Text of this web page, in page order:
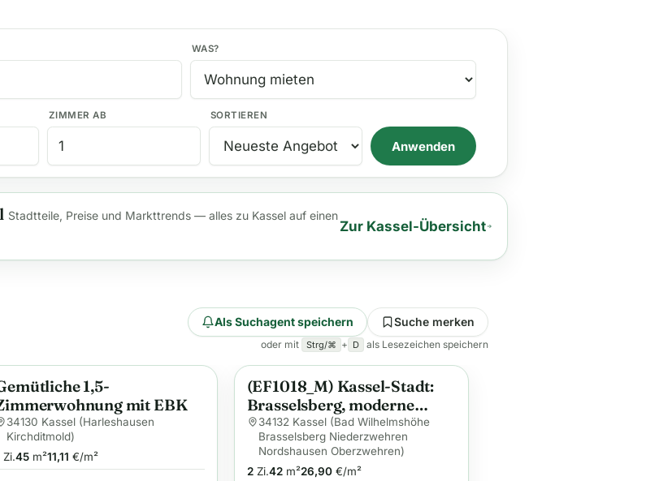
WAS?
ZIMMER AB SORTIEREN
Anwenden
Stadtteile, Preise und Markttrends — alles zu Kassel auf einen
Zur Kassel-Übersicht
Als Suchagent speichern Suche merken
oder mit Strg/⌘ + D als Lesezeichen speichern
Anzeige
1,5-
mit EBK
34130 Kassel (Harleshausen
Kirchditmold)
Zi.45 m²11,11 €/m²
Anzeige
(EF1018_M) Kassel-Stadt:
Brasselsberg, moderne
möblierte Wohnung mit sep.
Hauseingang, Terrasse,
Grundreinigung
34132 Kassel (Bad Wilhelmshöhe
Brasselsberg Niederzwehren
Nordshausen Oberzwehren)
2Zi.42m²26,90€/m²